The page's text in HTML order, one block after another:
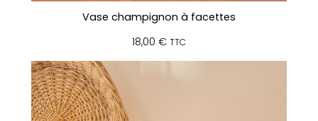
Vase champignon à facettes
18,00 € TTC